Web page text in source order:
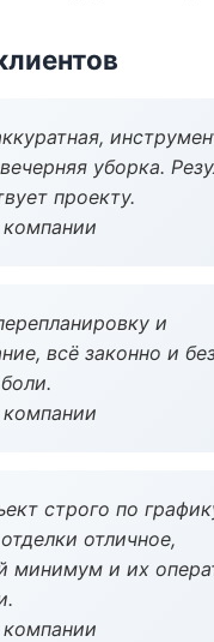
уборка.
проекту.
и
всё законно и
строго по
отличное,
минимум и их